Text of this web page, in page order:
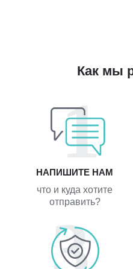
Как мы
НАПИШИТЕ НАМ
что и куда хотите
отправить?